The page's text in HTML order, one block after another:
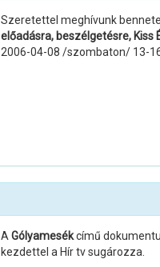
Szeretettel meghívunk
előadásra, beszélgetésre, Kiss
2006-04-08 /szombaton/ 13-16
A Gólyamesékcímű
kezdettel a Hír tv sugározza.